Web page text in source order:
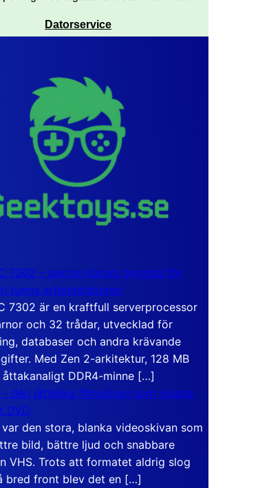
Datorservice
7302 – sexton kärnor byggda för
tunga arbetsstationer
7302 är en kraftfull serverprocessor
och 32 trådar, utvecklad för
databaser och andra krävande
Med Zen 2-arkitektur, 128 MB
åttakanaligt DDR4-minne […]
– den jättelika filmskivan som visade
DVD
var den stora, blanka videoskivan som
bild, bättre ljud och snabbare
VHS. Trots att formatet aldrig slog
bred front blev det en […]